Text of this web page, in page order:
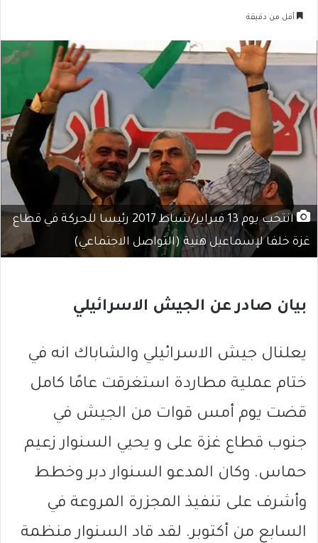
أقل من دقيقة
انتخب يوم 13 فبراير/شباط 2017 رئيسا للحركة في قطاع
غزة خلفا لإسماعيل هنية (التواصل الاجتماعي)
بيان صادر عن الجيش الاسرائيلي
يعلنال جيش الاسرائيلي والشاباك انه في
ختام عملية مطاردة استغرقت عامًا كامل
قضت يوم أمس قوات من الجيش في
جنوب قطاع غزة على و يحيي السنوار زعيم
حماس. وكان المدعو السنوار دبر وخطط
وأشرف على تنفيذ المجزرة المروعة في
السابع من أكتوبر. لقد قاد السنوار منظمة